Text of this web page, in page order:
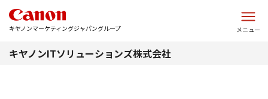
キヤノンマーケティングジャパングループ メニュー
キヤノンITソリューションズ株式会社